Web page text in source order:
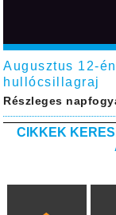
Augusztus 12-
hullócsillagraj
Részleges
CIKKEK